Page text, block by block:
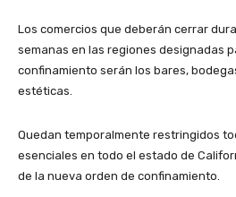
Los comercios que deberán cerrar
semanas en las regiones designadas
confinamiento serán los bares,
estéticas.
Quedan temporalmente restringidos
esenciales en todo el estado de
de la nueva orden de confinamiento.